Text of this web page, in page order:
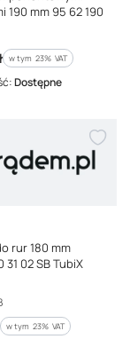
190 mm 95 62 190
w tym %s VAT
w tym 23% VAT
Dostępne
rur 180 mm
31 02 SB TubiX
w tym %s VAT
w tym 23% VAT